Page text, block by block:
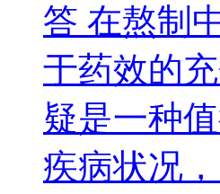
答 在熬制
于药效的
疑是一种
疾病状况